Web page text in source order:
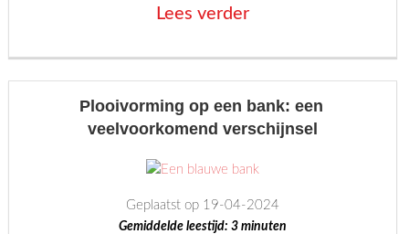
Lees verder“De
voor
je
Bank:
Comfort
Plooivorming op een bank: een
veelvoorkomend verschijnsel
Geplaatst op 19-04-2024
Gemiddelde leestijd: 3 minuten